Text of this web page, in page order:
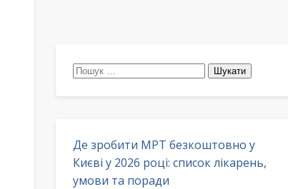
Пошук:
Де зробити МРТ безкоштовно у
Києві у 2026 році: список лікарень,
умови та поради